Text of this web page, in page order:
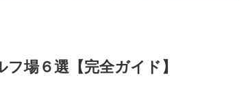
場６選【完全ガイド】